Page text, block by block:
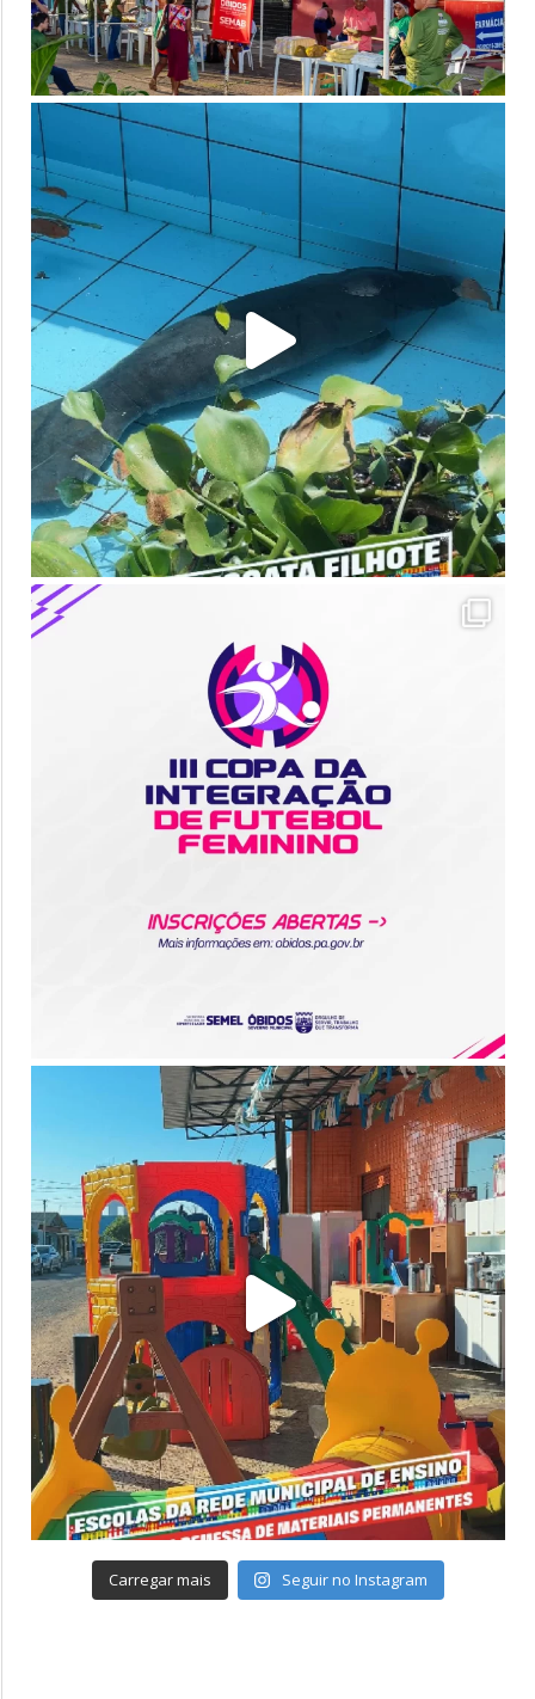
Carregar mais Seguir no Instagram